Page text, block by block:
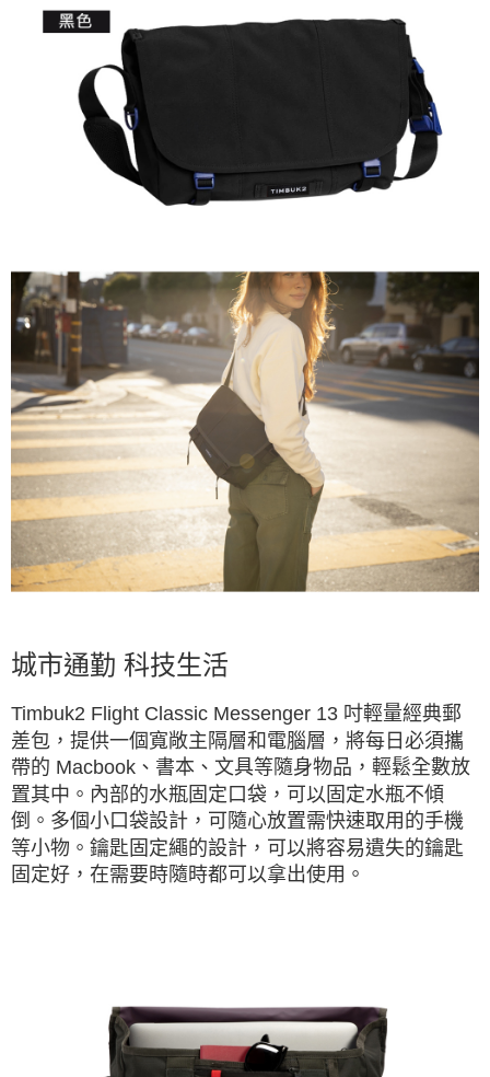
城市通勤 科技生活
Timbuk2 Flight Classic Messenger 13 吋輕量經典郵
差包，提供一個寬敞主隔層和電腦層，將每日必須攜
帶的 Macbook、書本、文具等隨身物品，輕鬆全數放
置其中。內部的水瓶固定口袋，可以固定水瓶不傾
倒。多個小口袋設計，可隨心放置需快速取用的手機
等小物。鑰匙固定繩的設計，可以將容易遺失的鑰匙
固定好，在需要時隨時都可以拿出使用。